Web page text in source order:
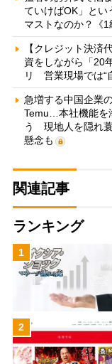
ていけばOK」とい
マストなのか？《1
【クレジット決済
資をしながら「20
リ 営業現場では“
急増する中国企業
Temu…本社機能を
う 現地人を隠れ
懸念も
関連記事
ランキング
1
2